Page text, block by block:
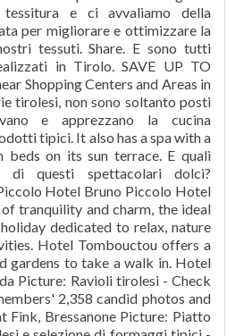
tessitura e ci avvaliamo della
per migliorare e ottimizzare la
tessuti. Share. E sono tutti
in Tirolo. SAVE UP TO
Shopping Centers and Areas in
tirolesi, non sono soltanto posti
e apprezzano la cucina
tipici. It also has a spa with a
beds on its sun terrace. E quali
questi spettacolari dolci?
Hotel Bruno Piccolo Hotel
tranquility and charm, the ideal
dedicated to relax, nature
Hotel Tombouctou offers a
gardens to take a walk in. Hotel
Picture: Ravioli tirolesi - Check
2,358 candid photos and
Fink, Bressanone Picture: Piatto